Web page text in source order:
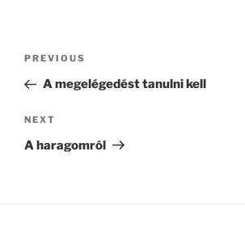
Previous
Post
PREVIOUS
A megelégedést tanulni kell
Next
Post
NEXT
A haragomról